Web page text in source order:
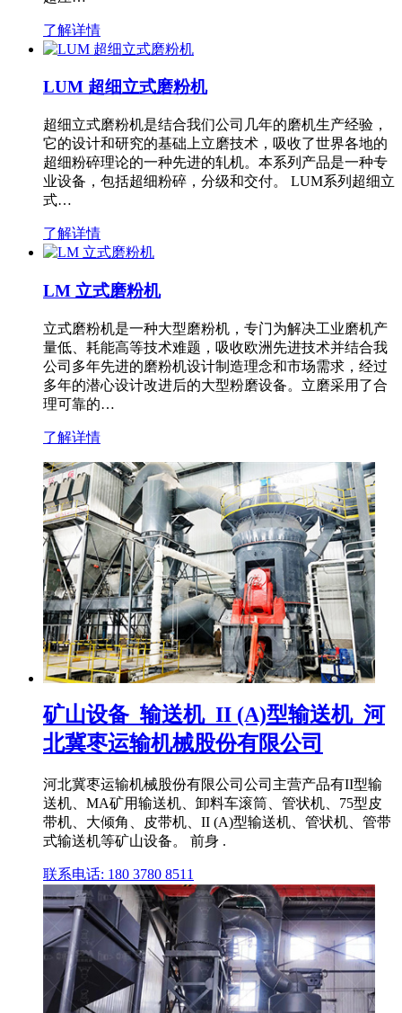
了解详情
LUM 超细立式磨粉机
超细立式磨粉机是结合我们公司几年的磨机生产经验，
它的设计和研究的基础上立磨技术，吸收了世界各地的
超细粉碎理论的一种先进的轧机。本系列产品是一种专
业设备，包括超细粉碎，分级和交付。 LUM系列超细立
式…
了解详情
LM 立式磨粉机
立式磨粉机是一种大型磨粉机，专门为解决工业磨机产
量低、耗能高等技术难题，吸收欧洲先进技术并结合我
公司多年先进的磨粉机设计制造理念和市场需求，经过
多年的潜心设计改进后的大型粉磨设备。立磨采用了合
理可靠的…
了解详情
矿山设备_输送机_II (A)型输送机_河
北冀枣运输机械股份有限公司
河北冀枣运输机械股份有限公司公司主营产品有II型输
送机、MA矿用输送机、卸料车滚筒、管状机、75型皮
带机、大倾角、皮带机、II (A)型输送机、管状机、管带
式输送机等矿山设备。 前身 .
联系电话: 180 3780 8511